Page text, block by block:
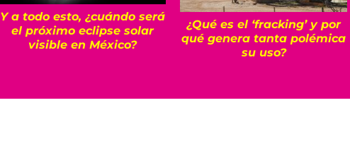
Y a todo esto, ¿cuándo será
el próximo eclipse solar
visible en México?
¿Qué es el ‘fracking’ y por
qué genera tanta polémica
su uso?